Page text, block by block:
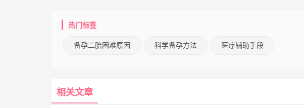
热门标签
备孕二胎困难原因 科学备孕方法 医疗辅助手段
相关文章